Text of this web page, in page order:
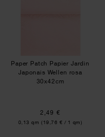
Paper Patch Papier Jardin
Japonais Wellen rosa
30x42cm
2,49 €
Inhalt:
0,13 qm (19,76 € / 1 qm)